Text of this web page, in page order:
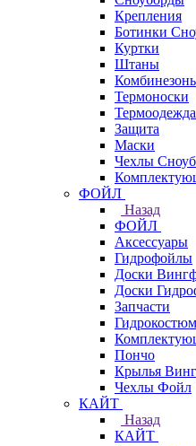
Крепления
Ботинки
Куртки
Штаны
Термоноски
Термоодежда
Защита
Маски
Чехлы
ФОЙЛ
Назад
ФОЙЛ
Аксессуары
Гидрофойлы
Доски
Доски
Запчасти
Пончо
Крылья
Чехлы Фойл
КАЙТ
Назад
КАЙТ